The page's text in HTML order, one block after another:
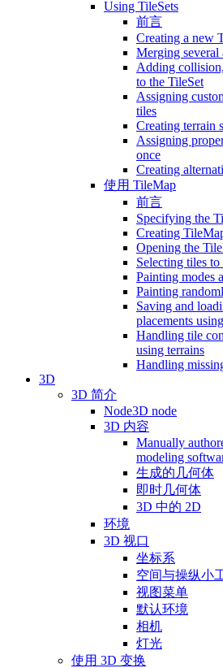
Using TileSets
前言
Creating a new
Merging several
Adding
to the TileSet
Assigning
tiles
Creating terrain
Assigning
once
Creating
使用 TileMap
前言
Specifying the
Creating
Opening the
Selecting tiles
Painting modes
Painting
Saving and
placements
Handling tile
using terrains
Handling
3D
3D 简介
Node3D node
3D 内容
Manually
modeling
生成的几何体
即时几何体
3D 中的 2D
环境
3D 视口
坐标系
空间与操纵小
视图菜单
默认环境
相机
灯光
使用 3D 变换